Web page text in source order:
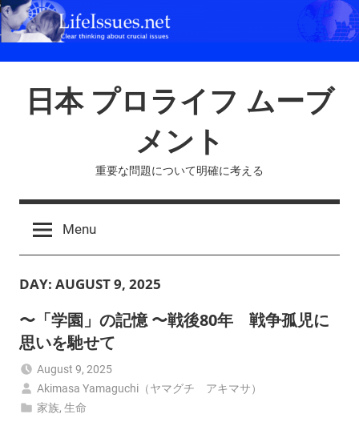
Skip
to
日本 プロライフ ムーブ
メント
重要な問題について明確に考える
Menu
DAY: AUGUST 9, 2025
〜「学園」の記憶 〜戦後80年 戦争孤児に
思いを馳せて
August 9, 2025
Akimasa Yamaguchi（ヤマグチ アキマサ）
家族,生命